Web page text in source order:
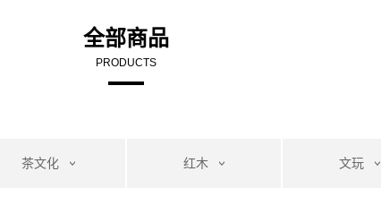
全部商品
PRODUCTS
茶文化 红木 文玩